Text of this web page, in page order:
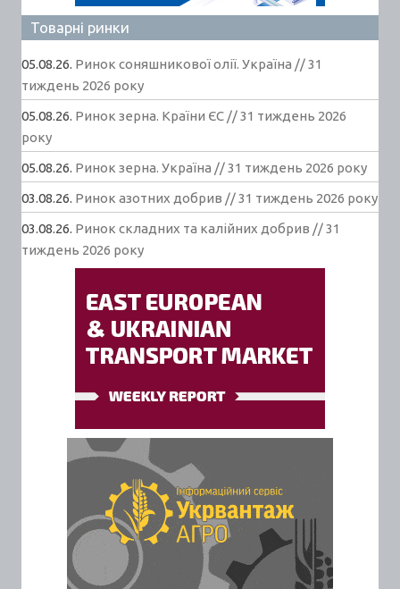
Товарні ринки
05.08.26. Ринок соняшникової олії. Україна // 31
тиждень 2026 року
05.08.26. Ринок зерна. Країни ЄС // 31 тиждень 2026
року
05.08.26. Ринок зерна. Україна // 31 тиждень 2026 року
03.08.26. Ринок азотних добрив // 31 тиждень 2026 року
03.08.26. Ринок складних та калійних добрив // 31
тиждень 2026 року